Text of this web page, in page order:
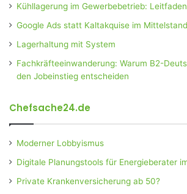
Kühllagerung im Gewerbebetrieb:
Google Ads statt Kaltakquise im
Lagerhaltung mit System
Fachkräfteeinwanderung: Warum B2-
den Jobeinstieg entscheiden
Chefsache24.de
Moderner Lobbyismus
Digitale Planungstools für Energieberater
Private Krankenversicherung ab 50?